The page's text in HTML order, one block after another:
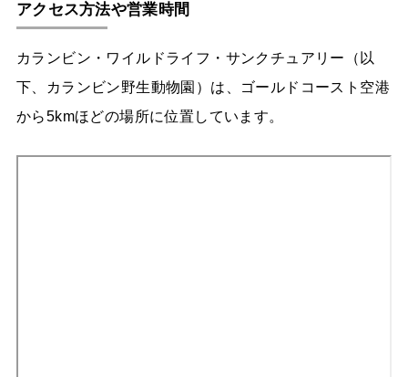
アクセス方法や営業時間
カランビン・ワイルドライフ・サンクチュアリー（以
下、カランビン野生動物園）は、ゴールドコースト空港
から5kmほどの場所に位置しています。